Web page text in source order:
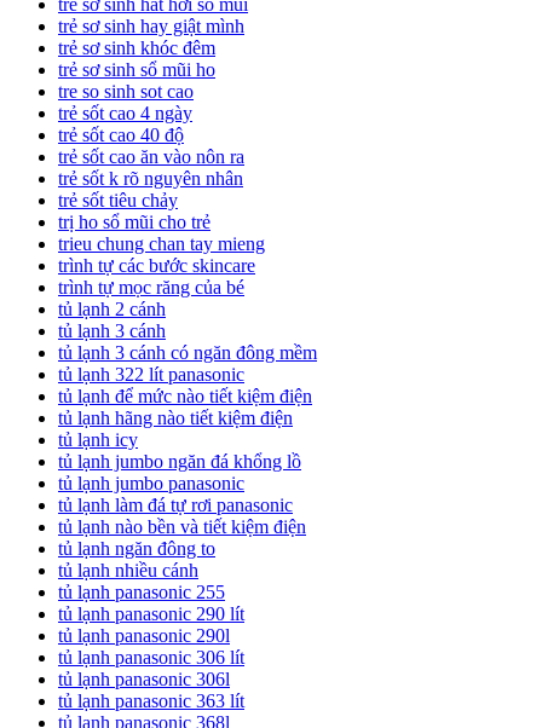
trẻ sơ sinh hay giật mình
trẻ sơ sinh khóc đêm
trẻ sơ sinh sổ mũi ho
tre so sinh sot cao
trẻ sốt cao 4 ngày
trẻ sốt cao 40 độ
trẻ sốt cao ăn vào nôn ra
trẻ sốt k rõ nguyên nhân
trẻ sốt tiêu chảy
trị ho sổ mũi cho trẻ
trieu chung chan tay mieng
trình tự các bước skincare
trình tự mọc răng của bé
tủ lạnh 2 cánh
tủ lạnh 3 cánh
tủ lạnh 3 cánh có ngăn đông mềm
tủ lạnh 322 lít panasonic
tủ lạnh để mức nào tiết kiệm điện
tủ lạnh hãng nào tiết kiệm điện
tủ lạnh icy
tủ lạnh jumbo ngăn đá khổng lồ
tủ lạnh jumbo panasonic
tủ lạnh làm đá tự rơi panasonic
tủ lạnh nào bền và tiết kiệm điện
tủ lạnh ngăn đông to
tủ lạnh nhiều cánh
tủ lạnh panasonic 255
tủ lạnh panasonic 290 lít
tủ lạnh panasonic 290l
tủ lạnh panasonic 306 lít
tủ lạnh panasonic 306l
tủ lạnh panasonic 363 lít
tủ lạnh panasonic 368l